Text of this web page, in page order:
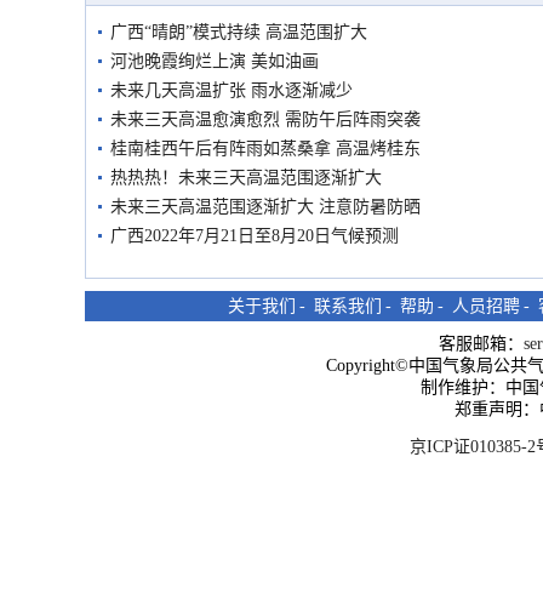
广西“晴朗”模式持续 高温范围扩大
河池晚霞绚烂上演 美如油画
未来几天高温扩张 雨水逐渐减少
未来三天高温愈演愈烈 需防午后阵雨突袭
桂南桂西午后有阵雨如蒸桑拿 高温烤桂东
热热热！未来三天高温范围逐渐扩大
未来三天高温范围逐渐扩大 注意防暑防晒
广西2022年7月21日至8月20日气候预测
关于我们 - 联系我们 - 帮助 - 人员招聘 -
客服邮箱：
Copyright©中国气象局公共
制作维护：中
郑重声明
京ICP证010385-2